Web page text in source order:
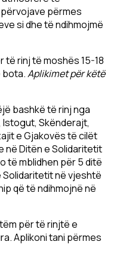
përmes
si dhe të ndihmojmë
të rinj të moshës 15-18
bota.Aplikimet për këtë
bashkë të rinj nga
Istogut, Skënderajt,
e Gjakovës të cilët
në Ditën e Solidaritetit
të mblidhen për 5 ditë
Solidaritetit në vjeshtë
që të ndihmojnë në
për të rinjtë e
Aplikoni tani përmes